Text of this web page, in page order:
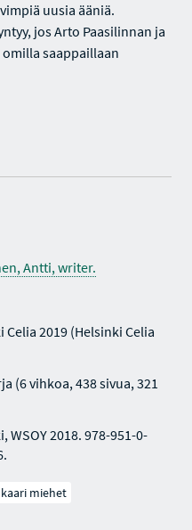
uusia ääniä.
jos Arto Paasilinnan ja
saappaillaan
Antti, writer.
Celia 2019 (Helsinki Celia
(6 vihkoa, 438 sivua, 321
WSOY 2018. 978-951-0-
miehet